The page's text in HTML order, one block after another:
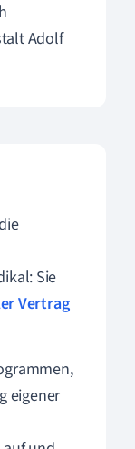
Adolf
Sie
Vertrag
eigener